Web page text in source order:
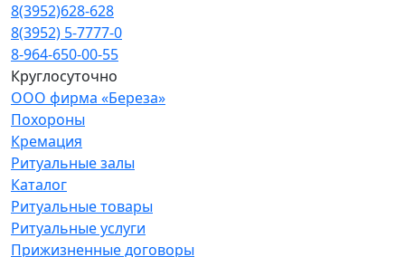
8(3952)628-628
8(3952) 5-7777-0
8-964-650-00-55
Круглосуточно
ООО фирма «Береза»
Похороны
Кремация
Ритуальные залы
Каталог
Ритуальные товары
Ритуальные услуги
Прижизненные договоры